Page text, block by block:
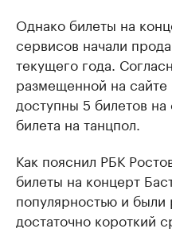
Однако билеты на
сервисов начали
текущего года.
размещенной на сайте
доступны 5 билетов на
билета на танцпол.
Как пояснил РБК
билеты на концерт
популярностью и были
достаточно короткий